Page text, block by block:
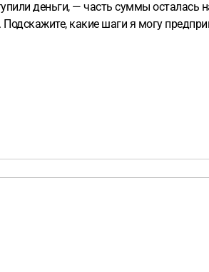
деньги, — часть суммы осталась
какие шаги я могу